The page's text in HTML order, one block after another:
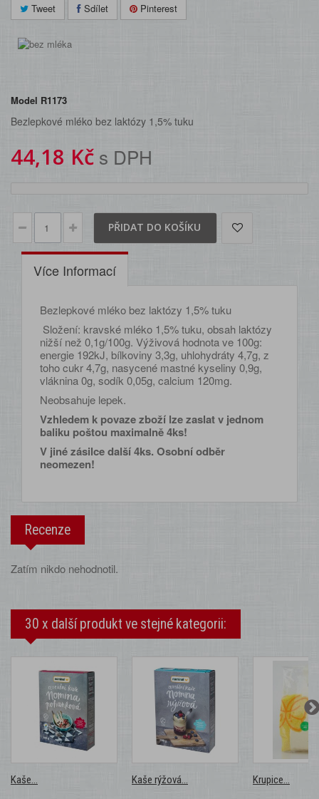
Tweet Sdílet Pinterest
Model R1173
Bezlepkové mléko bez laktózy 1,5% tuku
44,18 Kč s DPH
PŘIDAT DO KOŠÍKU
Více Informací
Bezlepkové mléko bez laktózy 1,5% tuku
Složení: kravské mléko 1,5% tuku, obsah laktózy
nižší než 0,1g/100g. Výživová hodnota ve 100g:
energie 192kJ, bílkoviny 3,3g, uhlohydráty 4,7g, z
toho cukr 4,7g, nasycené mastné kyseliny 0,9g,
vláknina 0g, sodík 0,05g, calcium 120mg.
Neobsahuje lepek.
Vzhledem k povaze zboží lze zaslat v jednom
baliku poštou maximalně 4ks!
V jiné zásilce další 4ks. Osobní odběr
neomezen!
Recenze
Zatím nikdo nehodnotil.
30 x další produkt ve stejné kategorii:
Kaše... Kaše rýžová... Krupice...